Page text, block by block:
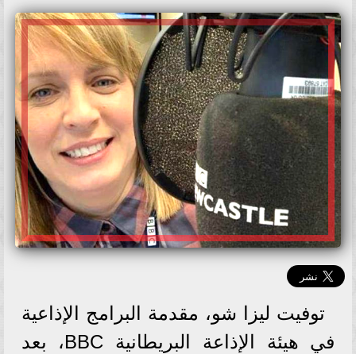
توفيت ليزا شو، مقدمة البرامج الإذاعية
في هيئة الإذاعة البريطانية BBC، بعد